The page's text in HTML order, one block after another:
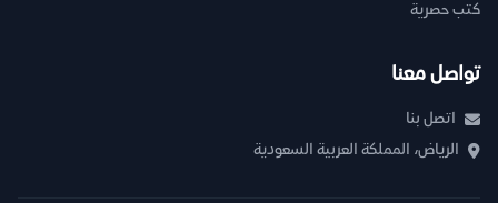
كتب حصرية
تواصل معنا
اتصل بنا
الرياض، المملكة العربية السعودية